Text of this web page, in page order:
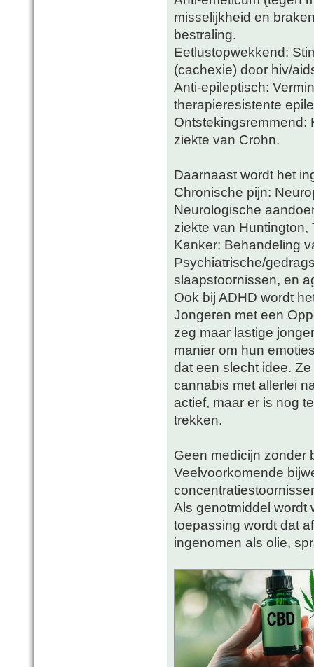
misselijkheid en
bestraling.
Eetlustopwekkend:
(cachexie) door hiv/
Anti-epileptisch:
therapieresistente
Ontstekingsremmend:
ziekte van Crohn.
Daarnaast wordt het
Chronische pijn:
Neurologische
ziekte van Huntington,
Kanker: Behandeling
Psychiatrische/
slaapstoornissen, en
Ook bij ADHD wordt
Jongeren met een
zeg maar lastige
manier om hun
dat een slecht idee.
cannabis met allerlei
actief, maar er is nog
trekken.
Geen medicijn zonder
Veelvoorkomende
Als genotmiddel wordt
toepassing wordt dat
ingenomen als olie,